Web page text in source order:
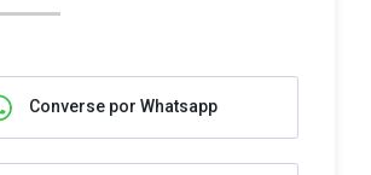
Converse por Whatsapp